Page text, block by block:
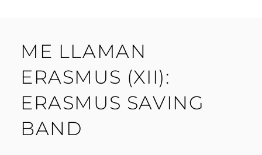
ME LLAMAN
ERASMUS (XII):
ERASMUS SAVING
BAND